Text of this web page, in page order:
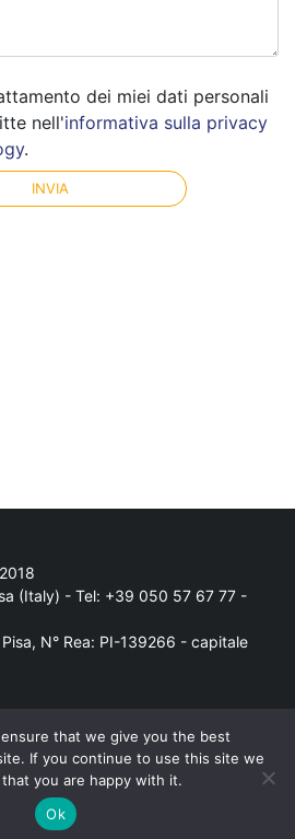
dei miei dati personali
nell'informativa sulla privacy
.
(Italy) - Tel: +39 050 57 67 77 -
N° Rea: PI-139266 - capitale
The company
tertiumtechnology.com
Follow us on:
that we give you the best
If you continue to use this site we
you are happy with it.
Ok